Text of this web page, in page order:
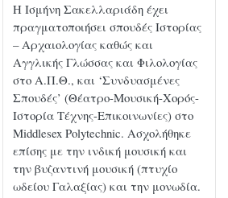
Η Ισμήνη Σακελλαριάδη έχει
πραγματοποιήσει σπουδές Ιστορίας
– Αρχαιολογίας καθώς και
Αγγλικής Γλώσσας και Φιλολογίας
στο Α.Π.Θ., και ‘Συνδυασμένες
Σπουδές’ (Θέατρο-Μουσική-Χορός-
Ιστορία Τέχνης-Επικοινωνίες) στο
Middlesex Polytechnic. Ασχολήθηκε
επίσης με την ινδική μουσική και
την βυζαντινή μουσική (πτυχίο
ωδείου Γαλαξίας) και την μονωδία.